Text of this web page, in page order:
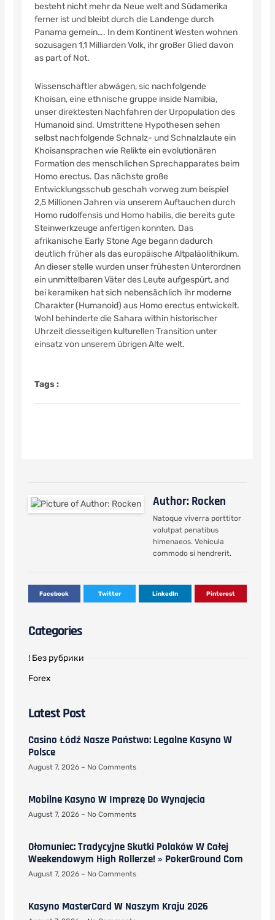
besteht nicht mehr da Neue welt and Südamerika
ferner ist und bleibt durch die Landenge durch
Panama gemein…. In dem Kontinent Westen wohnen
sozusagen 1,1 Milliarden Volk, ihr großer Glied davon
as part of Not.
Wissenschaftler abwägen, sic nachfolgende
Khoisan, eine ethnische gruppe inside Namibia,
unser direktesten Nachfahren der Urpopulation des
Humanoid sind. Umstrittene Hypothesen sehen
selbst nachfolgende Schnalz- und Schnalzlaute ein
Khoisansprachen wie Relikte ein evolutionären
Formation des menschlichen Sprechapparates beim
Homo erectus. Das nächste große
Entwicklungsschub geschah vorweg zum beispiel
2,5 Millionen Jahren via unserem Auftauchen durch
Homo rudolfensis und Homo habilis, die bereits gute
Steinwerkzeuge anfertigen konnten. Das
afrikanische Early Stone Age begann dadurch
deutlich früher als das europäische Altpaläolithikum.
An dieser stelle wurden unser frühesten Unterordnen
ein unmittelbaren Väter des Leute aufgespürt, and
bei keramiken hat sich nebensächlich ihr moderne
Charakter (Humanoid) aus Homo erectus entwickelt.
Wohl behinderte die Sahara within historischer
Uhrzeit diesseitigen kulturellen Transition unter
einsatz von unserem übrigen Alte welt.
Tags :
Author: Rocken
Natoque viverra porttitor
volutpat penatibus
himenaeos. Vehicula
commodo si hendrerit.
Facebook Twitter LinkedIn Pinterest
Categories
! Без рубрики
Forex
Latest Post
Casino Łódź Nasze Państwo: Legalne Kasyno W
Polsce
August 7, 2026 No Comments
Mobilne Kasyno W Imprezę Do Wynajęcia
August 7, 2026 No Comments
Ołomuniec: Tradycyjne Skutki Polaków W Całej
Weekendowym High Rollerze! » PokerGround Com
August 7, 2026 No Comments
Kasyno MasterCard W Naszym Kraju 2026